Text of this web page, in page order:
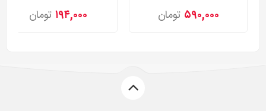
۵۹۰,۰۰۰ تومان ۱۹۴,۰۰۰ تومان